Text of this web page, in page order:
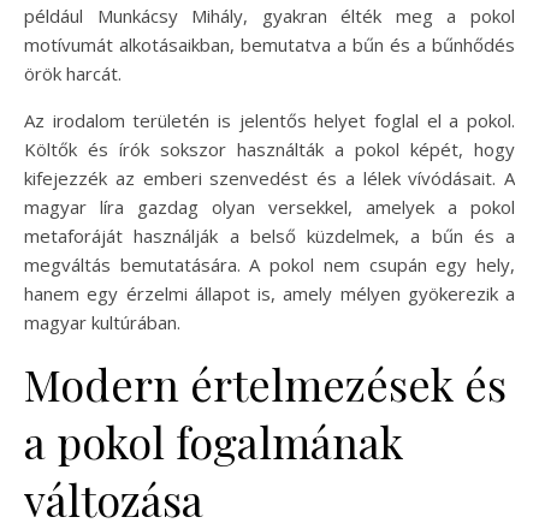
például Munkácsy Mihály, gyakran élték meg a pokol
motívumát alkotásaikban, bemutatva a bűn és a bűnhődés
örök harcát.
Az irodalom területén is jelentős helyet foglal el a pokol.
Költők és írók sokszor használták a pokol képét, hogy
kifejezzék az emberi szenvedést és a lélek vívódásait. A
magyar líra gazdag olyan versekkel, amelyek a pokol
metaforáját használják a belső küzdelmek, a bűn és a
megváltás bemutatására. A pokol nem csupán egy hely,
hanem egy érzelmi állapot is, amely mélyen gyökerezik a
magyar kultúrában.
Modern értelmezések és
a pokol fogalmának
változása